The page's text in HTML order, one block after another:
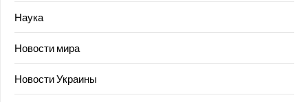
Наука
Новости мира
Новости Украины